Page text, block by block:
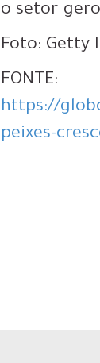
o setor
Foto: Getty
FONTE:
https://
peixes-